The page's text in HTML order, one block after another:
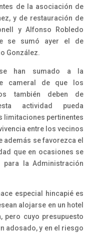
de la asociación de
y de restauración de
y Alfonso Robledo
se sumó ayer el de
González.
han sumado a la
cameral de que los
también deben de
actividad pueda
limitaciones pertinentes
entre los vecinos
además se favorezca el
que en ocasiones se
la Administración
especial hincapié es
alojarse en un hotel
pero cuyo presupuesto
adosado, y en el riesgo